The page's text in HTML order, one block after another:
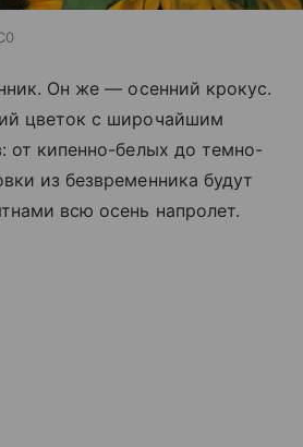
Он же — осенний крокус.
цветок с широчайшим
от кипенно-белых до темно-
из безвременника будут
всю осень напролет.